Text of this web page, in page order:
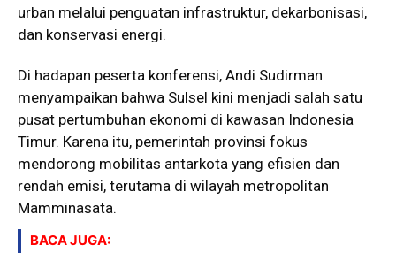
urban melalui penguatan infrastruktur, dekarbonisasi,
dan konservasi energi.
Di hadapan peserta konferensi, Andi Sudirman
menyampaikan bahwa Sulsel kini menjadi salah satu
pusat pertumbuhan ekonomi di kawasan Indonesia
Timur. Karena itu, pemerintah provinsi fokus
mendorong mobilitas antarkota yang efisien dan
rendah emisi, terutama di wilayah metropolitan
Mamminasata.
BACA JUGA: